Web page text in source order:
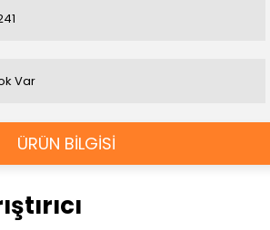
Var
ÜRÜN BİLGİSİ